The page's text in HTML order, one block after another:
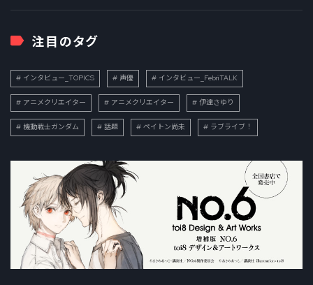
注目のタグ
インタビュー_TOPICS 声優 インタビュー_FebriTALK
アニメクリエイター アニメクリエイター 伊達さゆり
機動戦士ガンダム 話題 ペイトン尚未 ラブライブ！